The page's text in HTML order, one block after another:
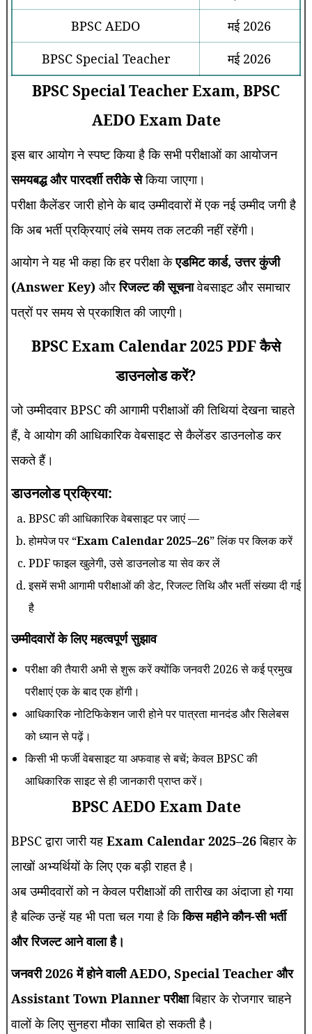
BPSC AEDO
मई 2026
BPSC Special Teacher
मई 2026
BPSC Special Teacher Exam, BPSC
AEDO Exam Date
इस बार आयोग ने स्पष्ट किया है कि सभी परीक्षाओं का आयोजन
समयबद्ध और पारदर्शी तरीके सेकिया जाएगा।
परीक्षा कैलेंडर जारी होने के बाद उम्मीदवारों में एक नई उम्मीद जगी है
कि अब भर्ती प्रक्रियाएं लंबे समय तक लटकी नहीं रहेंगी।
आयोग ने यह भी कहा कि हर परीक्षा केएडमिट कार्ड, उत्तर कुंजी
(Answer Key)औररिजल्ट की सूचनावेबसाइट और समाचार
पत्रों पर समय से प्रकाशित की जाएगी।
BPSC Exam Calendar 2025 PDF कैसे
डाउनलोड करें?
जो उम्मीदवार BPSC की आगामी परीक्षाओं की तिथियां देखना चाहते
हैं, वे आयोग की आधिकारिक वेबसाइट से कैलेंडर डाउनलोड कर
सकते हैं।
डाउनलोड प्रक्रिया:
BPSC की आधिकारिक वेबसाइट पर जाएं —
होमपेज पर “Exam Calendar 2025–26” लिंक पर क्लिक करें
PDF फाइल खुलेगी, उसे डाउनलोड या सेव कर लें
इसमें सभी आगामी परीक्षाओं की डेट, रिजल्ट तिथि और भर्ती संख्या दी गई
है
उम्मीदवारों के लिए महत्वपूर्ण सुझाव
परीक्षा की तैयारी अभी से शुरू करें क्योंकि जनवरी 2026 से कई प्रमुख
परीक्षाएं एक के बाद एक होंगी।
आधिकारिक नोटिफिकेशन जारी होने पर पात्रता मानदंड और सिलेबस
को ध्यान से पढ़ें।
किसी भी फर्जी वेबसाइट या अफवाह से बचें; केवल BPSC की
आधिकारिक साइट से ही जानकारी प्राप्त करें।
BPSC AEDO Exam Date
BPSC द्वारा जारी यह Exam Calendar 2025–26बिहार के
लाखों अभ्यर्थियों के लिए एक बड़ी राहत है।
अब उम्मीदवारों को न केवल परीक्षाओं की तारीख का अंदाजा हो गया
है बल्कि उन्हें यह भी पता चल गया है किकिस महीने कौन-सी भर्ती
और रिजल्ट आने वाला है।
जनवरी 2026 में होने वाली AEDO, Special Teacher और
Assistant Town Planner परीक्षाबिहार के रोजगार चाहने
वालों के लिए सुनहरा मौका साबित हो सकती है।